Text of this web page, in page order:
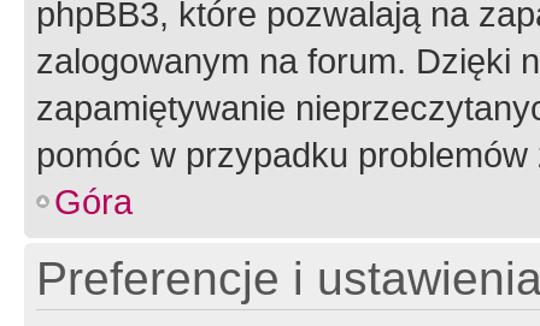
phpBB3, które pozwalają na
zalogowanym na forum. Dzięki
zapamiętywanie
pomóc w przypadku
Góra
Preferencje i